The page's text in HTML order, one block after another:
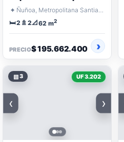
⌖ Ñuñoa, Metropolitana Santiago
🛏️2 🚿 2📐62 m2
PRECIO$ 195.662.400
▧3 UF 3.202
‹ ›